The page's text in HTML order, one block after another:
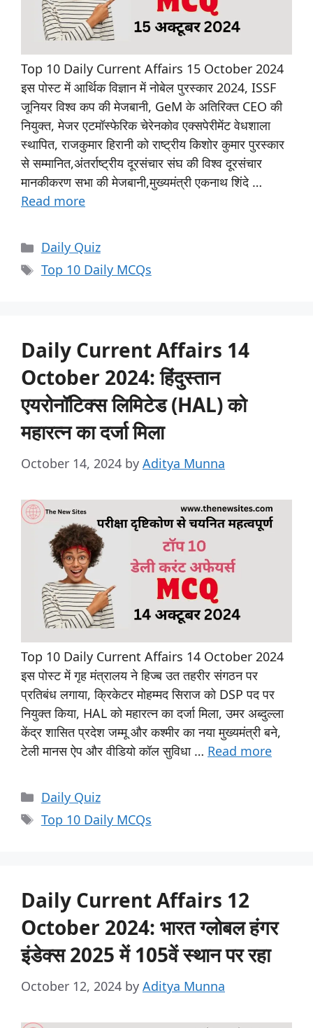
Top 10 Daily Current Affairs 15 October 2024
इस पोस्ट में आर्थिक विज्ञान में नोबेल पुरस्कार 2024, ISSF
जूनियर विश्व कप की मेजबानी, GeM के अतिरिक्त CEO की
नियुक्त, मेजर एटमॉस्फेरिक चेरेनकोव एक्सपेरीमेंट वेधशाला
स्थापित, राजकुमार हिरानी को राष्ट्रीय किशोर कुमार पुरस्कार
से सम्मानित,अंतर्राष्ट्रीय दूरसंचार संघ की विश्व दूरसंचार
मानकीकरण सभा की मेजबानी,मुख्यमंत्री एकनाथ शिंदे …
Read more
Daily Quiz
Top 10 Daily MCQs
Daily Current Affairs 14
October 2024: हिंदुस्तान
एयरोनॉटिक्स लिमिटेड (HAL) को
महारत्न का दर्जा मिला
October 14, 2024 by Aditya Munna
Top 10 Daily Current Affairs 14 October 2024
इस पोस्ट में गृह मंत्रालय ने हिज्ब उत तहरीर संगठन पर
प्रतिबंध लगाया, क्रिकेटर मोहम्मद सिराज को DSP पद पर
नियुक्त किया, HAL को महारत्न का दर्जा मिला, उमर अब्दुल्ला
केंद्र शासित प्रदेश जम्मू और कश्मीर का नया मुख्यमंत्री बने,
टेली मानस ऐप और वीडियो कॉल सुविधा … Read more
Daily Quiz
Top 10 Daily MCQs
Daily Current Affairs 12
October 2024: भारत ग्लोबल हंगर
इंडेक्स 2025 में 105वें स्थान पर रहा
October 12, 2024 by Aditya Munna